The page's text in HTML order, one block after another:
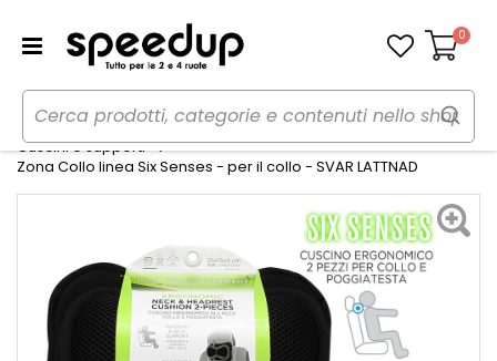
Carrello
0
Home Auto
Accessori interni e comfort
Cuscini e supporti
Zona Collo linea Six Senses - per il collo - SVAR LATTNAD